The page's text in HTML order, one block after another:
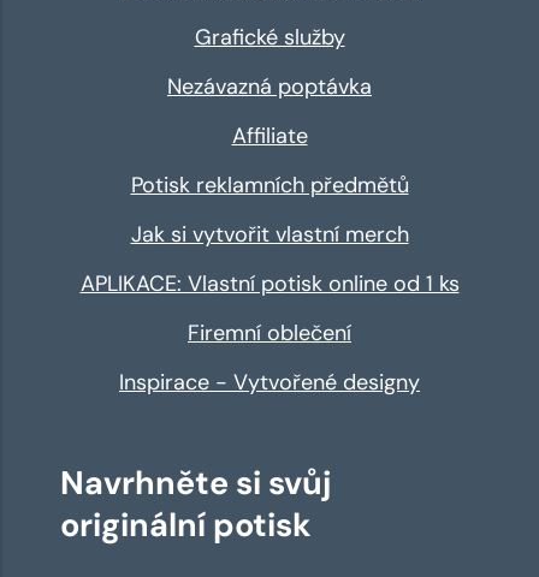
Grafické služby
Nezávazná poptávka
Affiliate
Potisk reklamních předmětů
Jak si vytvořit vlastní merch
APLIKACE: Vlastní potisk online od 1 ks
Firemní oblečení
Inspirace - Vytvořené designy
Navrhněte si svůj
originální potisk